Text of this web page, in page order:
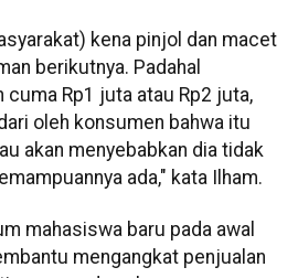
kena pinjol dan macet
berikutnya. Padahal
cuma Rp1 juta atau Rp2 juta,
oleh konsumen bahwa itu
akan menyebabkan dia tidak
ada," kata Ilham.
mahasiswa baru pada awal
mengangkat penjualan